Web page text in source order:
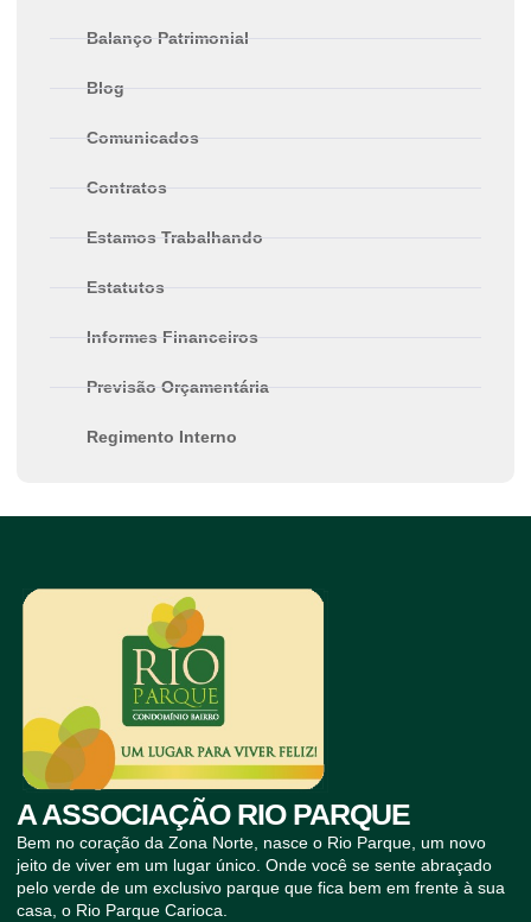
Balanço Patrimonial
Blog
Comunicados
Contratos
Estamos Trabalhando
Estatutos
Informes Financeiros
Previsão Orçamentária
Regimento Interno
A ASSOCIAÇÃO RIO PARQUE
Bem no coração da Zona Norte, nasce o Rio Parque, um novo
jeito de viver em um lugar único. Onde você se sente abraçado
pelo verde de um exclusivo parque que fica bem em frente à sua
casa, o Rio Parque Carioca.